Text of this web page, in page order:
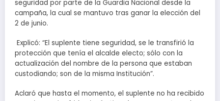
seguridad por parte de la Guardia Nacional desde la
campaña, la cual se mantuvo tras ganar la elección del
2 de junio.
Explicó: “El suplente tiene seguridad, se le transfirió la
protección que tenía el alcalde electo; sólo con la
actualización del nombre de la persona que estaban
custodiando; son de la misma Institución”.
Aclaró que hasta el momento, el suplente no ha recibido